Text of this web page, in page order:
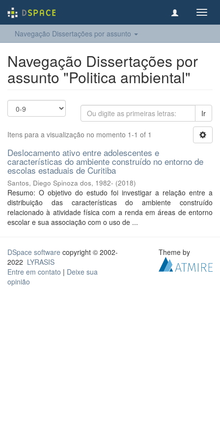
Navegação Dissertações por assunto
Navegação Dissertações por
assunto "Politica ambiental"
Ir
Itens para a visualização no momento 1-1 of 1
Deslocamento ativo entre adolescentes e
características do ambiente construído no entorno de
escolas estaduais de Curitiba
Santos, Diego Spinoza dos, 1982- (2018)
Resumo: O objetivo do estudo foi investigar a relação entre a
distribuição das características do ambiente construído
relacionado à atividade física com a renda em áreas de entorno
escolar e sua associação com o uso de ...
DSpace software copyright © 2002-
2022 LYRASIS
Entre em contato | Deixe sua
opinião
Theme by